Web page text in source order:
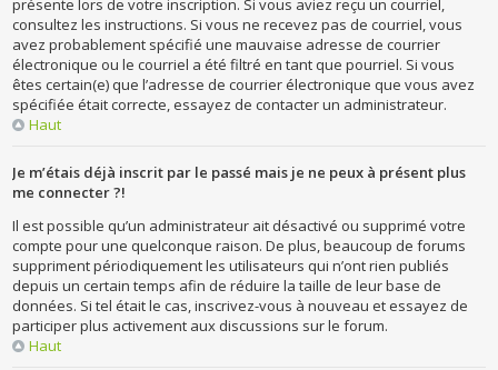
présente lors de votre inscription. Si vous aviez reçu un courriel,
consultez les instructions. Si vous ne recevez pas de courriel, vous
avez probablement spécifié une mauvaise adresse de courrier
électronique ou le courriel a été filtré en tant que pourriel. Si vous
êtes certain(e) que l’adresse de courrier électronique que vous avez
spécifiée était correcte, essayez de contacter un administrateur.
Haut
Je m’étais déjà inscrit par le passé mais je ne peux à présent plus
me connecter ?!
Il est possible qu’un administrateur ait désactivé ou supprimé votre
compte pour une quelconque raison. De plus, beaucoup de forums
suppriment périodiquement les utilisateurs qui n’ont rien publiés
depuis un certain temps afin de réduire la taille de leur base de
données. Si tel était le cas, inscrivez-vous à nouveau et essayez de
participer plus activement aux discussions sur le forum.
Haut